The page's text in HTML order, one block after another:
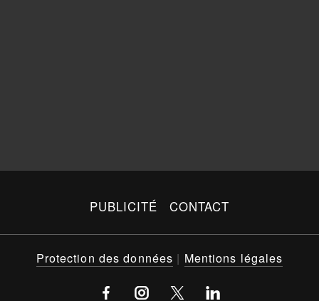
PUBLICITÉ CONTACT
Protection des données | Mentions légales